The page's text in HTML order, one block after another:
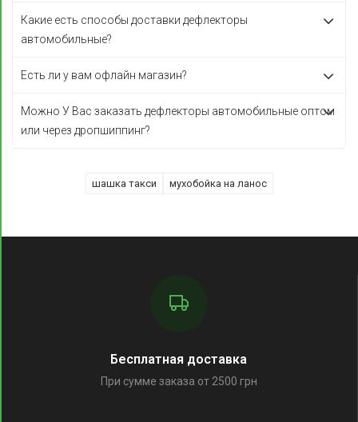
Какие есть способы доставки дефлекторы
автомобильные?
Есть ли у вам офлайн магазин?
Можно У Вас заказать дефлекторы автомобильные оптом
или через дропшиппинг?
шашка такси мухобойка на ланос
Бесплатная доставка
При сумме заказа от 2500 грн